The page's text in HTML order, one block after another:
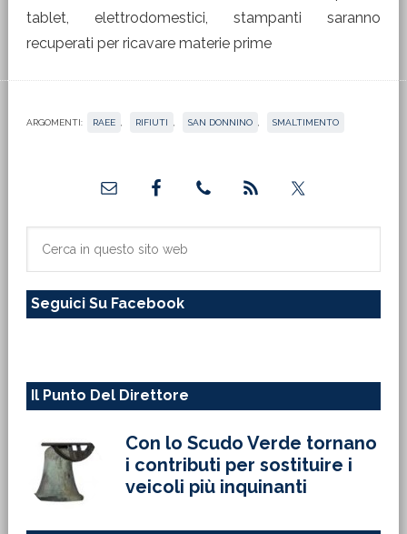
tablet, elettrodomestici, stampanti saranno
recuperati per ricavare materie prime
ARGOMENTI: RAEE RIFIUTI SAN DONNINO SMALTIMENTO
primaria
sito
Seguici Su Facebook
Il Punto Del Direttore
Con lo Scudo Verde tornano
i contributi per sostituire i
veicoli più inquinanti